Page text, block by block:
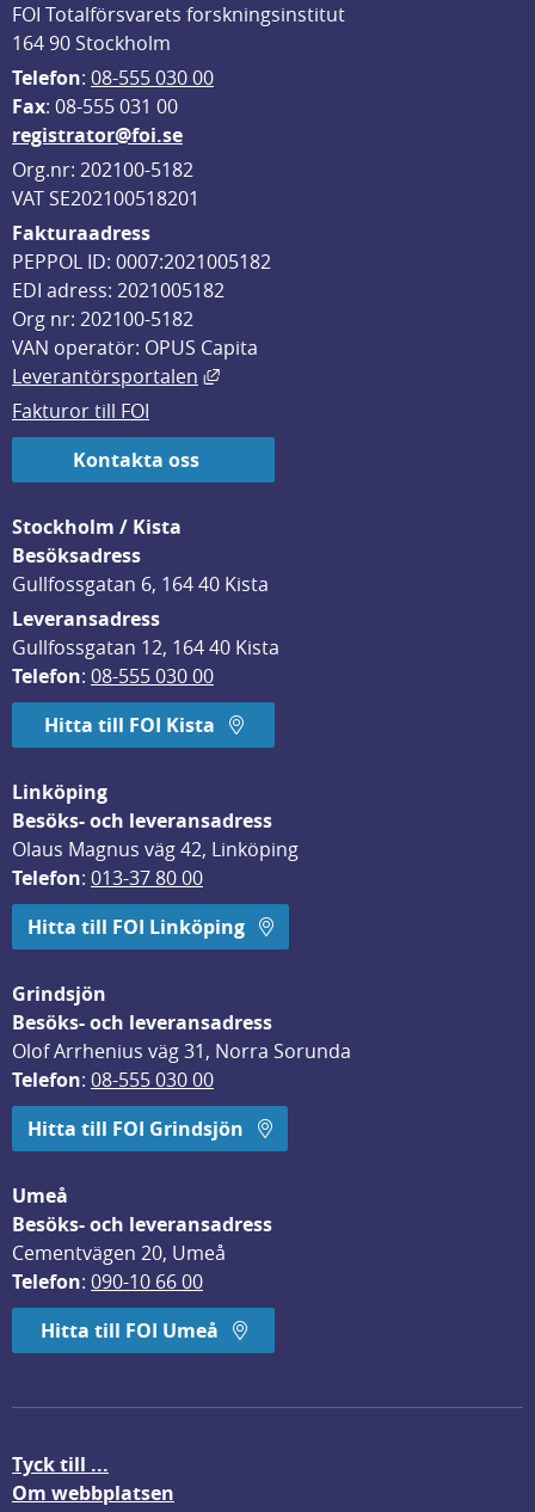
FOI Totalförsvarets forskningsinstitut
164 90 Stockholm
Telefon: 08-555 030 00
Fax: 08-555 031 00
registrator@foi.se
Org.nr: 202100-5182
VAT SE202100518201
Fakturaadress
PEPPOL ID: 0007:2021005182
EDI adress: 2021005182
Org nr: 202100-5182
VAN operatör: OPUS Capita
Leverantörsportalen
Länk till annan webbplats, öppnas
Fakturor till FOI
Kontakta oss
Stockholm / Kista
Besöksadress
Gullfossgatan 6, 164 40 Kista
Leveransadress
Gullfossgatan 12, 164 40 Kista
Telefon: 08-555 030 00
Hitta till FOI Kista
Linköping
Besöks- och leveransadress
Olaus Magnus väg 42, Linköping
Telefon: 013-37 80 00
Hitta till FOI Linköping
Grindsjön
Besöks- och leveransadress
Olof Arrhenius väg 31, Norra Sorunda
Telefon: 08-555 030 00
Hitta till FOI Grindsjön
Umeå
Besöks- och leveransadress
Cementvägen 20, Umeå
Telefon: 090-10 66 00
Hitta till FOI Umeå
Tyck till ...
Om webbplatsen